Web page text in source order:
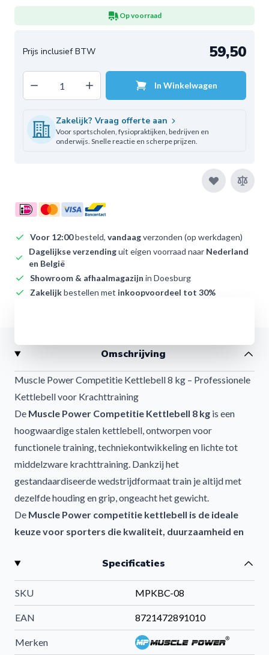
Op voorraad
59,50
Decrease quantityIncrease quantityIn Winkelwagen
Zakelijk? Vraag offerte aan
Voor sportscholen, fysiopraktijken, bedrijven en
onderwijs. Snelle reactie en scherpe prijzen.
Voor 12:00besteld, vandaagverzonden (op werkdagen)
Dagelijkse verzendinguit eigen voorraad naar Nederland
en België
Showroom & afhaalmagazijn in Doesburg
Zakelijkbestellen met inkoopvoordeel tot 30%
Omschrijving
Muscle Power Competitie Kettlebell 8 kg – Professionele
Kettlebell voor Krachttraining
De Muscle Power Competitie Kettlebell 8 kg is een
hoogwaardige stalen kettlebell, ontworpen voor
functionele training, techniekontwikkeling en lichte tot
middelzware krachttraining. Dankzij het
gestandaardiseerde wedstrijdformaat train je altijd met
dezelfde houding en grip, ongeacht het gewicht.
De Muscle Power competitie kettlebell is de ideale
keuze voor sporters die kwaliteit, duurzaamheid en
Professionele competitie kettlebell voor techniek en
kracht
De Muscle Power Competitie Kettlebell 8 kg is volledig
vervaardigd uit hoogwaardig staal en voldoet aan het
officiële competitieformaat. Hierdoor hebben alle
kettlebells binnen de serie (8 t/m 32 kg) exact dezelfde
Specificaties
SKU MPKBC-08
EAN 8721472891010
Merken